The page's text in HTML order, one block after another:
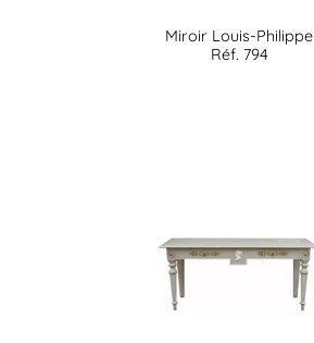
Miroir Louis-Philippe
Réf. 794